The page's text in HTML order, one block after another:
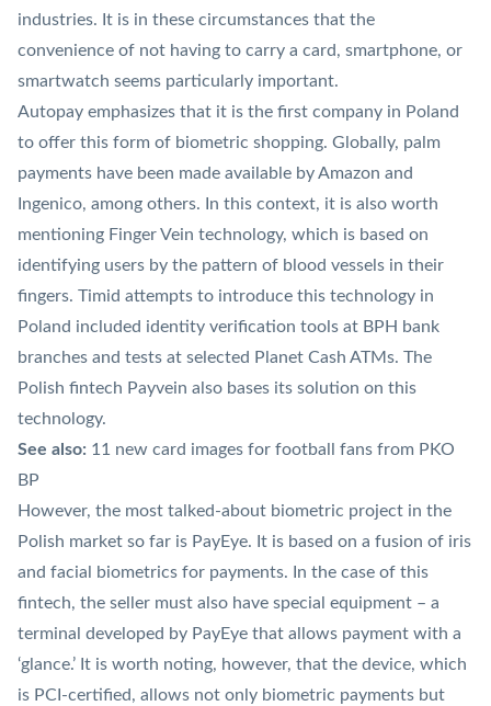
industries. It is in these circumstances that the
convenience of not having to carry a card, smartphone, or
smartwatch seems particularly important.
Autopay emphasizes that it is the first company in Poland
to offer this form of biometric shopping. Globally, palm
payments have been made available by Amazon and
Ingenico, among others. In this context, it is also worth
mentioning Finger Vein technology, which is based on
identifying users by the pattern of blood vessels in their
fingers. Timid attempts to introduce this technology in
Poland included identity verification tools at BPH bank
branches and tests at selected Planet Cash ATMs. The
Polish fintech Payvein also bases its solution on this
technology.
See also: 11 new card images for football fans from PKO
BP
However, the most talked-about biometric project in the
Polish market so far is PayEye. It is based on a fusion of iris
and facial biometrics for payments. In the case of this
fintech, the seller must also have special equipment – a
terminal developed by PayEye that allows payment with a
‘glance.’ It is worth noting, however, that the device, which
is PCI-certified, allows not only biometric payments but